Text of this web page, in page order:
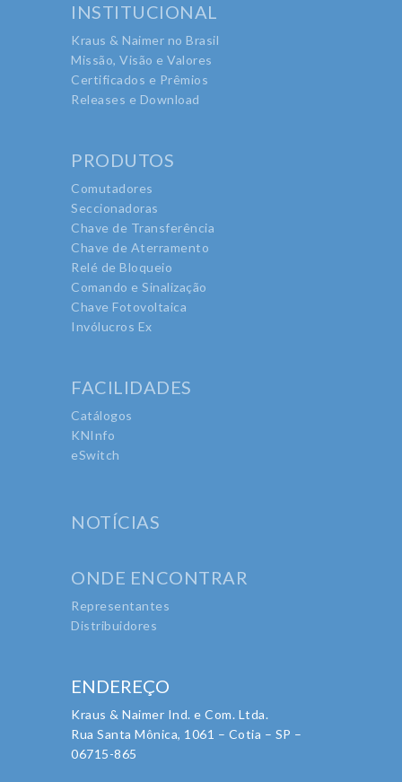
INSTITUCIONAL
Kraus & Naimer no Brasil
Missão, Visão e Valores
Certificados e Prêmios
Releases e Download
PRODUTOS
Comutadores
Seccionadoras
Chave de Transferência
Chave de Aterramento
Relé de Bloqueio
Comando e Sinalização
Chave Fotovoltaica
Invólucros Ex
FACILIDADES
Catálogos
KNInfo
eSwitch
NOTÍCIAS
ONDE ENCONTRAR
Representantes
Distribuidores
ENDEREÇO
Kraus & Naimer Ind. e Com. Ltda.
Rua Santa Mônica, 1061 – Cotia – SP –
06715-865